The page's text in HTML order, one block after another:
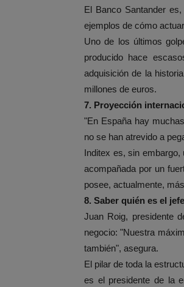
El Banco Santander
ejemplos de cómo
Uno de los últimos
producido hace
adquisición de la
millones de euros.
7. Proyección
"En España hay
no se han atrevido a
Inditex es, sin
acompañada por un
posee, actualmente,
8. Saber quién es el
Juan Roig, presidente
negocio: "Nuestra
también", asegura.
El pilar de toda la
es el presidente de la